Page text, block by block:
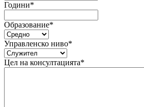
Години*
Образование*
Управленско ниво*
Цел на консултацията*